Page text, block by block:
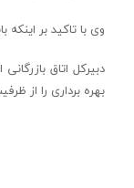
وی با تاکید بر
دبیرکل اتاق
بهره برداری را از